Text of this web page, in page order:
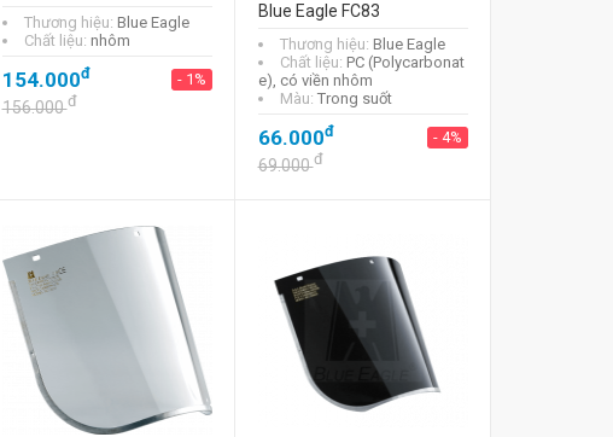
Thương hiệu: Blue Eagle
Chất liệu: nhôm
154.000đ - 1%
156.000đ
Blue Eagle FC83
Thương hiệu: Blue Eagle
Chất liệu: PC (Polycarbonat
e), có viền nhôm
Màu: Trong suốt
66.000đ - 4%
69.000đ